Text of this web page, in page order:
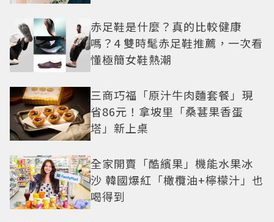
赤足鞋是什麼？真的比較健康
嗎？4 雙時髦赤足鞋推薦，一次看
懂極簡女鞋熱潮
三商巧福「原汁牛肉麵套餐」現
省86元！拿坡里「桑葚果香蛋
塔」新上桌
全家開賣「酷繽果」機能水果冰
沙 韓國爆紅「橄欖油+檸檬汁」也
喝得到